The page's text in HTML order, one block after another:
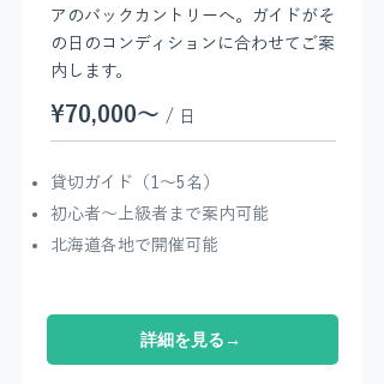
アのバックカントリーへ。ガイドがそ
の日のコンディションに合わせてご案
内します。
¥70,000〜 / 日
貸切ガイド（1〜5名）
​初心者〜上級者まで案内可能
北海道各地で開催可能
詳細を見る→